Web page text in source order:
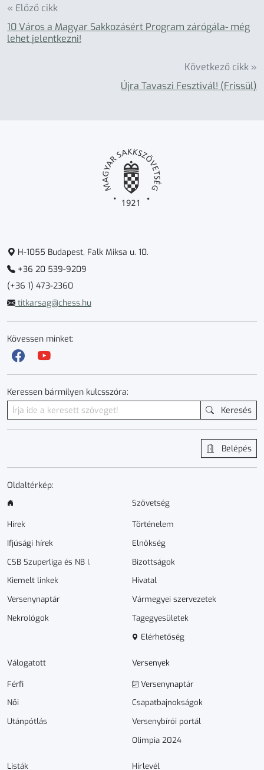
« Előző cikk
10 Város a Magyar Sakkozásért Program zárógála- még
lehet jelentkezni!
Következő cikk »
Újra Tavaszi Fesztivál! (Frissül)
H-1055 Budapest, Falk Miksa u. 10.
+36 20 539-9209
(+36 1) 473-2360
titkarsag@chess.hu
Kövessen minket:
Keressen bármilyen kulcsszóra:
Keresés
Belépés
Oldaltérkép:
Hírek
Ifjúsági hírek
CSB Szuperliga és NB I.
Kiemelt linkek
Versenynaptár
Nekrológok
Szövetség
Történelem
Elnökség
Bizottságok
Hivatal
Vármegyei szervezetek
Tagegyesületek
Elérhetőség
Válogatott
Férfi
Női
Utánpótlás
Versenyek
Versenynaptár
Csapatbajnokságok
Versenybírói portál
Olimpia 2024
Listák Hírlevél